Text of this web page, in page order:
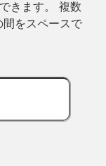
きます。 複数
をスペースで